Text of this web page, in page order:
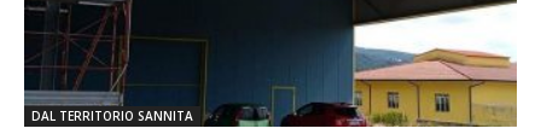
DAL TERRITORIO SANNITA